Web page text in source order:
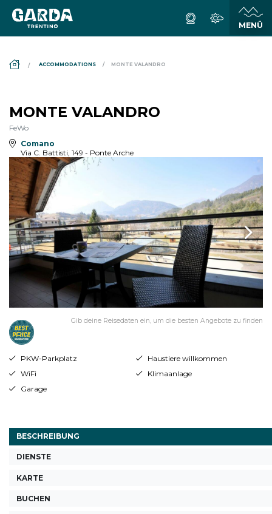
ACCOMMODATIONS MONTE VALANDRO
MONTE VALANDRO
FeWo
Comano
Via C. Battisti, 149 - Ponte Arche
Gib deine Reisedaten ein, um die besten Angebote zu finden
PKW-Parkplatz
Haustiere willkommen
WiFi
Klimaanlage
Garage
BESCHREIBUNG
DIENSTE
KARTE
BUCHEN